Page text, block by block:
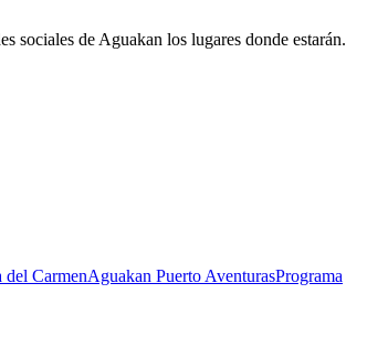
sociales de Aguakan los lugares donde estarán.
del CarmenAguakan Puerto AventurasPrograma